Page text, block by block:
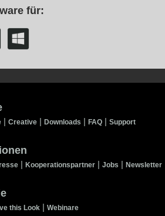
für:
| Creative | Downloads | FAQ | Support
| Kooperationspartner | Jobs | Newsletter
this Look | Webinare